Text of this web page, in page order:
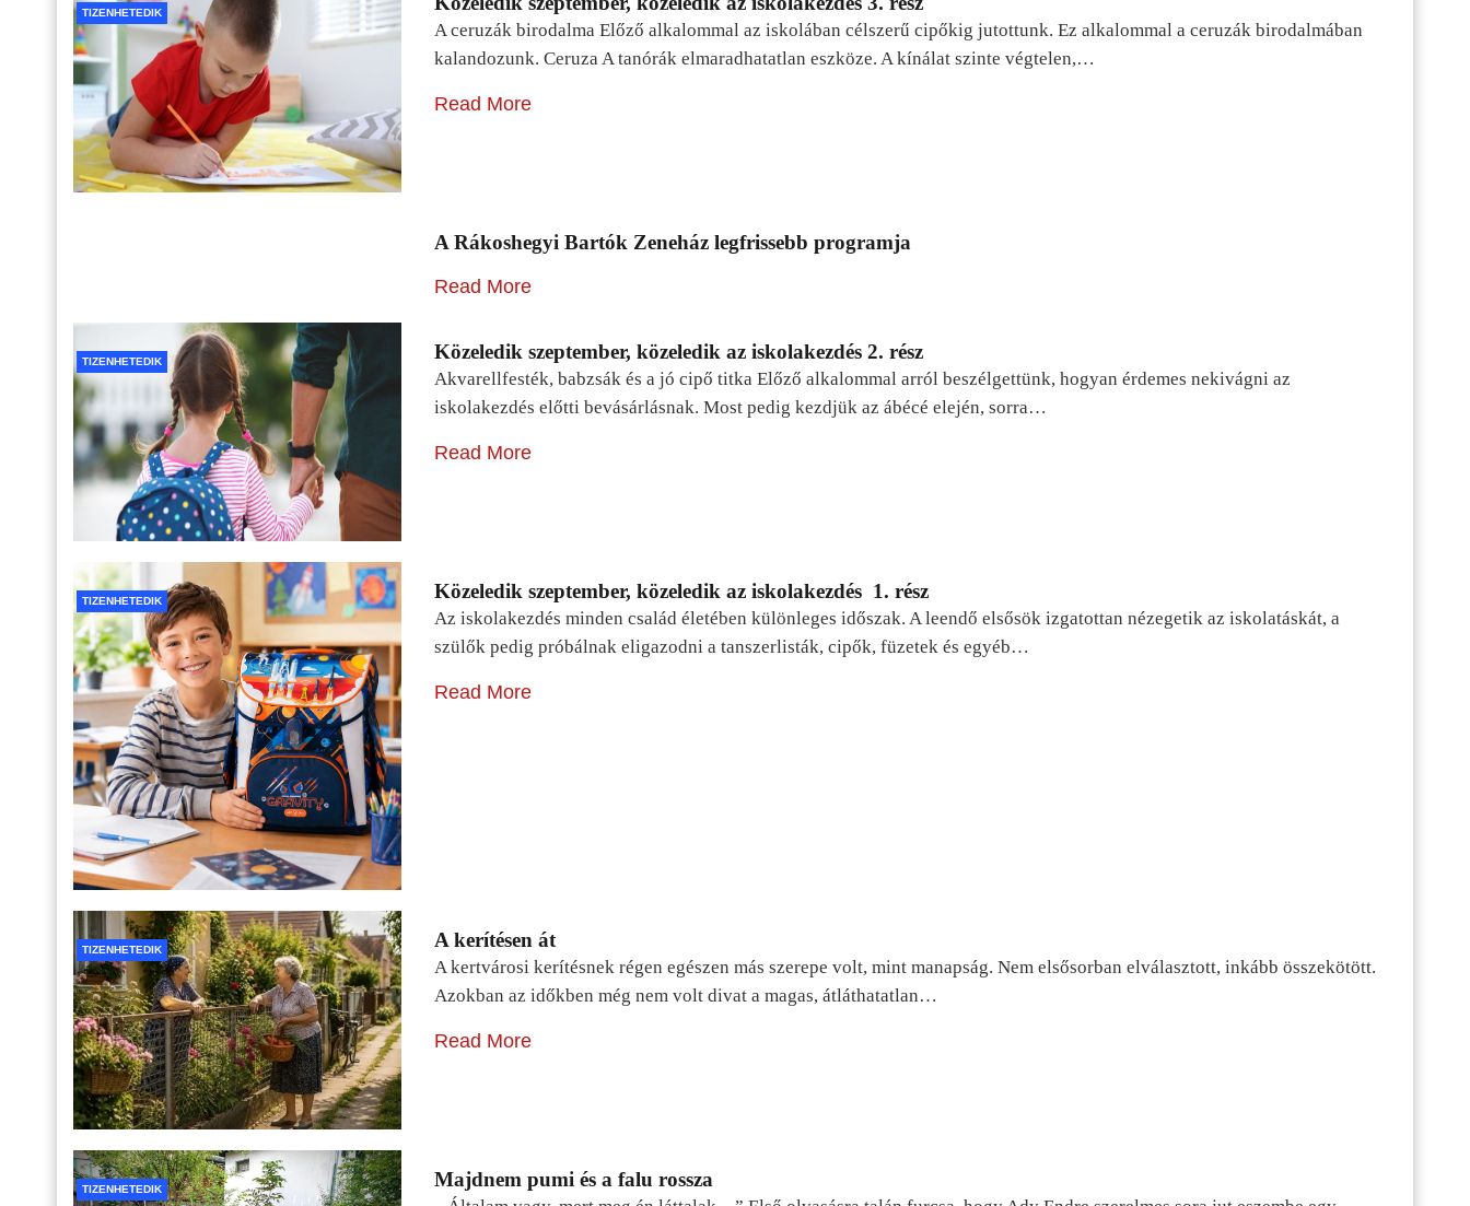
TIZENHETEDIK
A ceruzák birodalma Előző alkalommal az iskolában célszerű cipőkig jutottunk. Ez alkalommal a ceruzák birodalmában
kalandozunk. Ceruza A tanórák elmaradhatatlan eszköze. A kínálat szinte végtelen,…
Read More
A Rákoshegyi Bartók Zeneház legfrissebb programja
Read More
TIZENHETEDIK Közeledik szeptember, közeledik az iskolakezdés 2. rész
Akvarellfesték, babzsák és a jó cipő titka Előző alkalommal arról beszélgettünk, hogyan érdemes nekivágni az
iskolakezdés előtti bevásárlásnak. Most pedig kezdjük az ábécé elején, sorra…
Read More
TIZENHETEDIK Közeledik szeptember, közeledik az iskolakezdés 1. rész
Az iskolakezdés minden család életében különleges időszak. A leendő elsősök izgatottan nézegetik az iskolatáskát, a
szülők pedig próbálnak eligazodni a tanszerlisták, cipők, füzetek és egyéb…
Read More
TIZENHETEDIK A kerítésen át
A kertvárosi kerítésnek régen egészen más szerepe volt, mint manapság. Nem elsősorban elválasztott, inkább összekötött.
Azokban az időkben még nem volt divat a magas, átláthatatlan…
Read More
TIZENHETEDIK Majdnem pumi és a falu rossza